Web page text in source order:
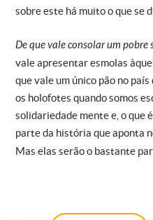
sobre este há muito o que se
De que vale consolar um pobre
vale apresentar esmolas
que vale um único pão no
os holofotes quando somos
solidariedade mente e, o que
parte da história que aponta
Mas elas serão o bastante